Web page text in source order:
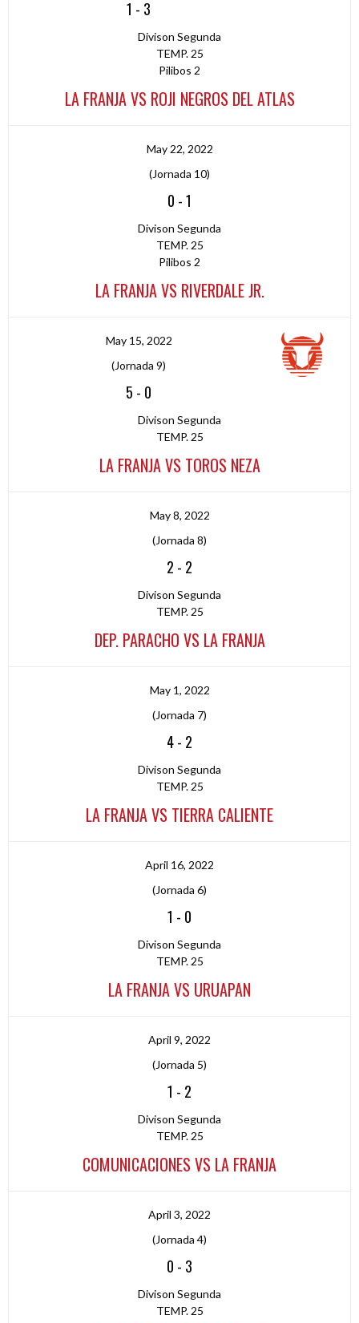
1 - 3
Divison Segunda
TEMP. 25
Pilibos 2
LA FRANJA VS ROJI NEGROS DEL ATLAS
May 22, 2022
(Jornada 10)
0 -1
Divison Segunda
TEMP. 25
Pilibos 2
LA FRANJA VS RIVERDALE JR.
May 15, 2022
(Jornada 9)
5 - 0
Divison Segunda
TEMP. 25
LA FRANJA VS TOROS NEZA
May 8, 2022
(Jornada 8)
2 - 2
Divison Segunda
TEMP. 25
DEP. PARACHO VS LA FRANJA
May 1, 2022
(Jornada 7)
4- 2
Divison Segunda
TEMP. 25
LA FRANJA VS TIERRA CALIENTE
April 16, 2022
(Jornada 6)
1 - 0
Divison Segunda
TEMP. 25
LA FRANJA VS URUAPAN
April 9, 2022
(Jornada 5)
1 - 2
Divison Segunda
TEMP. 25
COMUNICACIONES VS LA FRANJA
April 3, 2022
(Jornada 4)
0 - 3
Divison Segunda
TEMP. 25